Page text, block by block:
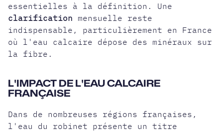
essentielles à la définition. Une
clarification mensuelle reste
indispensable, particulièrement en France
où l'eau calcaire dépose des minéraux sur
la fibre.
L'IMPACT DE L'EAU CALCAIRE
FRANÇAISE
Dans de nombreuses régions françaises,
l'eau du robinet présente un titre